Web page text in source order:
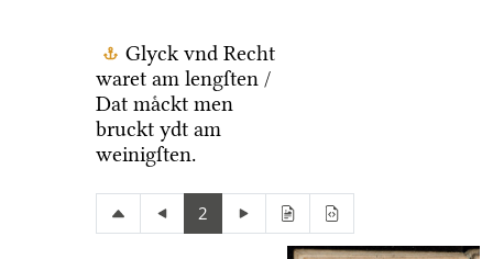
Glyck vnd Recht
waret am lengſten /
Dat maͤckt men
bruckt ydt am
weinigſten.
2